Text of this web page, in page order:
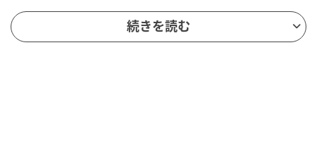
オープンキッチンもありつつ、開放感あふれるガラス
張りの空間が魅力の「TOKYO NODE DINING」。45階
続きを読む